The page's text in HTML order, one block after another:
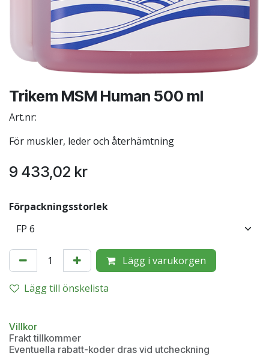
Trikem MSM Human 500 ml
Art.nr:
För muskler, leder och återhämtning
9 433,02 kr
Förpackningsstorlek
Lägg i varukorgen
Lägg till önskelista
Villkor
Frakt tillkommer
Eventuella rabatt-koder dras vid utcheckning